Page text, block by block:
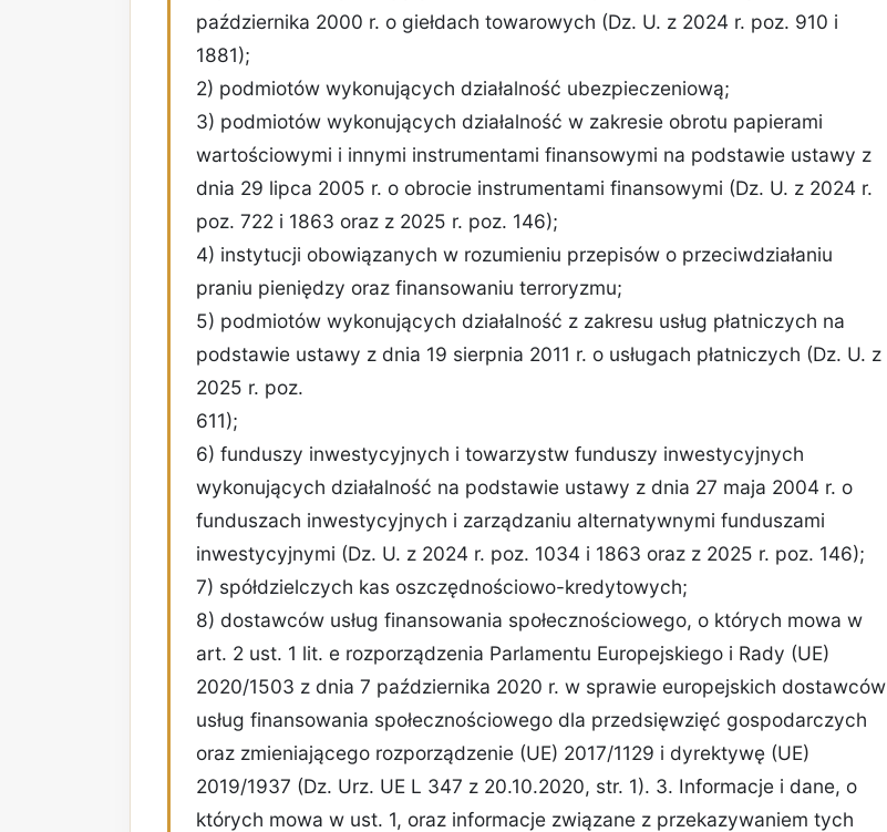
października 2000 r. o giełdach towarowych (Dz. U. z 2024 r. poz. 910 i
1881);
2) podmiotów wykonujących działalność ubezpieczeniową;
3) podmiotów wykonujących działalność w zakresie obrotu papierami
wartościowymi i innymi instrumentami finansowymi na podstawie ustawy z
dnia 29 lipca 2005 r. o obrocie instrumentami finansowymi (Dz. U. z 2024 r.
poz. 722 i 1863 oraz z 2025 r. poz. 146);
4) instytucji obowiązanych w rozumieniu przepisów o przeciwdziałaniu
praniu pieniędzy oraz finansowaniu terroryzmu;
5) podmiotów wykonujących działalność z zakresu usług płatniczych na
podstawie ustawy z dnia 19 sierpnia 2011 r. o usługach płatniczych (Dz. U. z
2025 r. poz.
611);
6) funduszy inwestycyjnych i towarzystw funduszy inwestycyjnych
wykonujących działalność na podstawie ustawy z dnia 27 maja 2004 r. o
funduszach inwestycyjnych i zarządzaniu alternatywnymi funduszami
inwestycyjnymi (Dz. U. z 2024 r. poz. 1034 i 1863 oraz z 2025 r. poz. 146);
7) spółdzielczych kas oszczędnościowo-kredytowych;
8) dostawców usług finansowania społecznościowego, o których mowa w
art. 2 ust. 1 lit. e rozporządzenia Parlamentu Europejskiego i Rady (UE)
2020/1503 z dnia 7 października 2020 r. w sprawie europejskich dostawców
usług finansowania społecznościowego dla przedsięwzięć gospodarczych
oraz zmieniającego rozporządzenie (UE) 2017/1129 i dyrektywę (UE)
2019/1937 (Dz. Urz. UE L 347 z 20.10.2020, str. 1). 3. Informacje i dane, o
których mowa w ust. 1, oraz informacje związane z przekazywaniem tych